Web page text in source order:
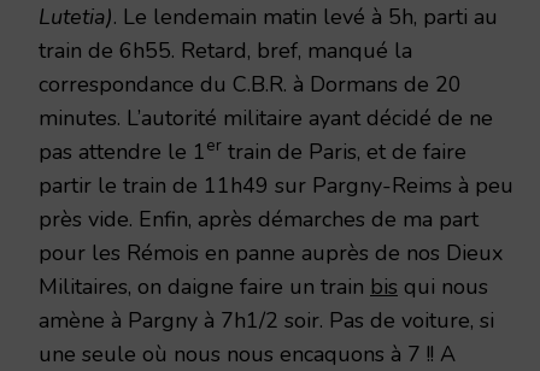
Lutetia). Le lendemain matin levé à 5h, parti au
train de 6h55. Retard, bref, manqué la
correspondance du C.B.R. à Dormans de 20
minutes. L’autorité militaire ayant décidé de ne
pas attendre le 1er train de Paris, et de faire
partir le train de 11h49 sur Pargny-Reims à peu
près vide. Enfin, après démarches de ma part
pour les Rémois en panne auprès de nos Dieux
Militaires, on daigne faire un train bis qui nous
amène à Pargny à 7h1/2 soir. Pas de voiture, si
une seule où nous nous encaquons à 7 !! A